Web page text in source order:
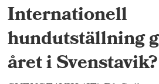
Internationell
hundutställning
året i Svenstavik?